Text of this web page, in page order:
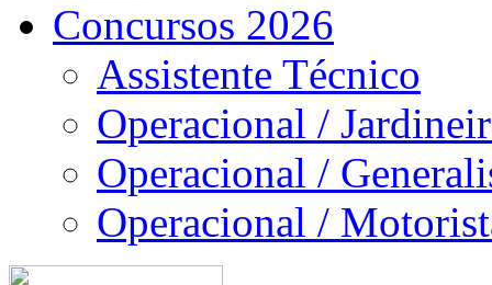
Concursos 2026
Assistente Técnico
Operacional /
Operacional /
Operacional /